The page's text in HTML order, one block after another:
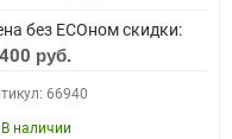
без ECOном скидки:
руб.
66940
В наличии